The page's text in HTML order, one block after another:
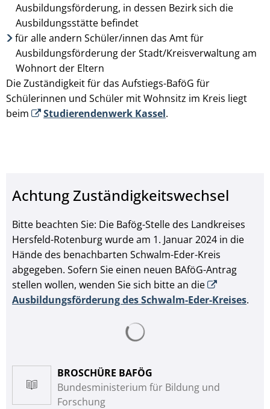
Ausbildungsförderung, in dessen Bezirk sich die
Ausbildungsstätte befindet
für alle andern Schüler/innen das Amt für
Ausbildungsförderung der Stadt/Kreisverwaltung am
Wohnort der Eltern
Die Zuständigkeit für das Aufstiegs-BaföG für
Schülerinnen und Schüler mit Wohnsitz im Kreis liegt
beim
Studierendenwerk Kassel.
Achtung Zuständigkeitswechsel
Bitte beachten Sie: Die Bafög-Stelle des Landkreises
Hersfeld-Rotenburg wurde am 1. Januar 2024 in die
Hände des benachbarten Schwalm-Eder-Kreis
abgegeben. Sofern Sie einen neuen BAföG-Antrag
stellen wollen, wenden Sie sich bitte an die
Ausbildungsförderung des Schwalm-Eder-Kreises.
BROSCHÜRE BAFÖG
Bundesministerium für Bildung und
Forschung